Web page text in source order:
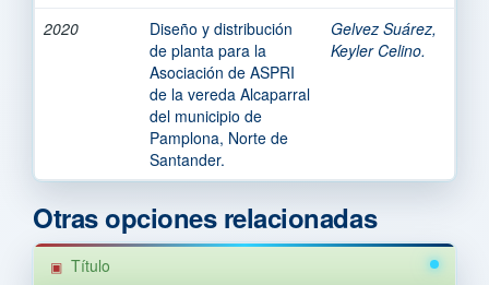
2020
Diseño y distribución
de planta para la
Asociación de ASPRI
de la vereda Alcaparral
del municipio de
Pamplona, Norte de
Santander.
Gelvez Suárez,
Keyler Celino.
Otras opciones relacionadas
Título